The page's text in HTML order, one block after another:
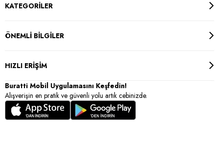
KATEGORİLER
ÖNEMLİ BİLGİLER
HIZLI ERİŞİM
Buratti Mobil Uygulamasını Keşfedin!
Alışverişin en pratik ve güvenli yolu artık cebinizde.